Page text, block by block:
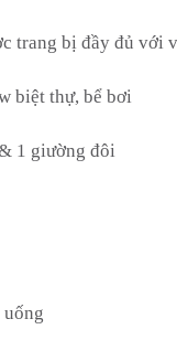
trang bị đầy đủ với
biệt thự, bể bơi
1 giường đôi